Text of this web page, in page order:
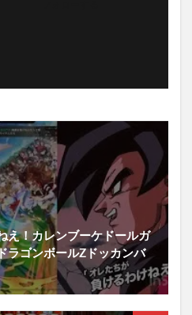
え！カレンブーケドールガ
ラゴンボールZドッカンバ